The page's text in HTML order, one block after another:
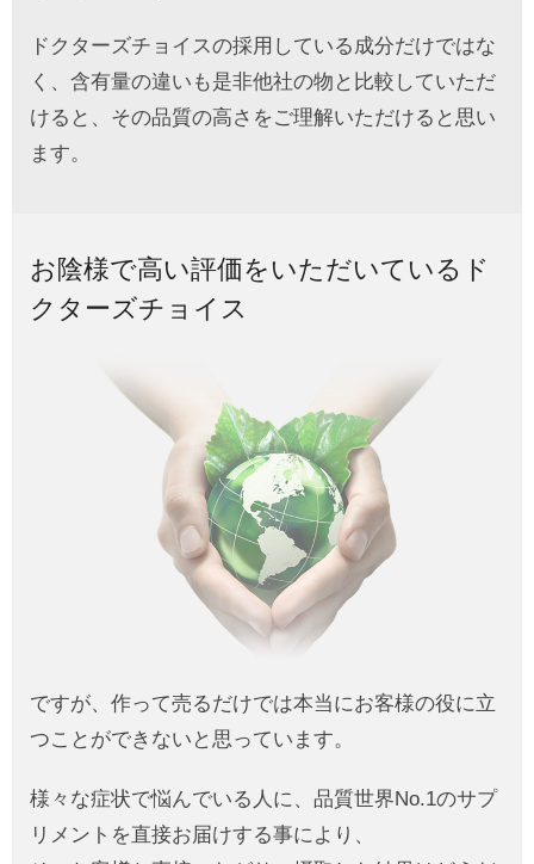
ドクターズチョイスの採用している成分だけではな
く、含有量の違いも是非他社の物と比較していただ
けると、その品質の高さをご理解いただけると思い
ます。
お陰様で高い評価をいただいているド
クターズチョイス
ですが、作って売るだけでは本当にお客様の役に立
つことができないと思っています。
様々な症状で悩んでいる人に、品質世界No.1のサプ
リメントを直接お届けする事により、